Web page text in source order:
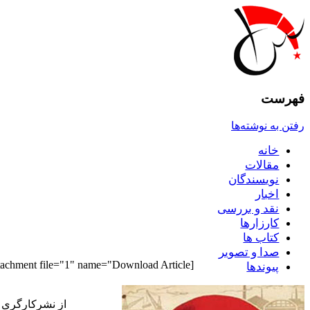
فهرست
رفتن به نوشته‌ها
خانه
مقالات
نويسندگان
اخبار
نقد و بررسى
کارزارها
کتاب ها
صدا و تصوير
پيوندها
[pdf_attachment file="1" name="Download Article"]
از